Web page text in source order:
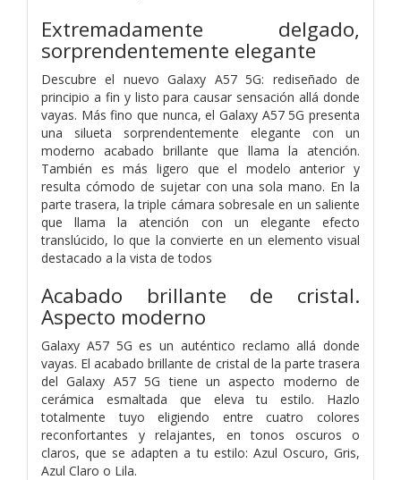
Extremadamente delgado,
sorprendentemente elegante
Descubre el nuevo Galaxy A57 5G: rediseñado de
principio a fin y listo para causar sensación allá donde
vayas. Más fino que nunca, el Galaxy A57 5G presenta
una silueta sorprendentemente elegante con un
moderno acabado brillante que llama la atención.
También es más ligero que el modelo anterior y
resulta cómodo de sujetar con una sola mano. En la
parte trasera, la triple cámara sobresale en un saliente
que llama la atención con un elegante efecto
translúcido, lo que la convierte en un elemento visual
destacado a la vista de todos
Acabado brillante de cristal.
Aspecto moderno
Galaxy A57 5G es un auténtico reclamo allá donde
vayas. El acabado brillante de cristal de la parte trasera
del Galaxy A57 5G tiene un aspecto moderno de
cerámica esmaltada que eleva tu estilo. Hazlo
totalmente tuyo eligiendo entre cuatro colores
reconfortantes y relajantes, en tonos oscuros o
claros, que se adapten a tu estilo: Azul Oscuro, Gris,
Azul Claro o Lila.